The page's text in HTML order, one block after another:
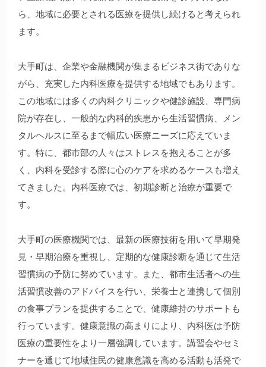
ら、地域に必要とされる医療を提供し続けると考えられ
ます。
大手町は、企業や金融機関が集まるビジネス街でありな
がら、充実した内科医療を提供する地域でもあります。
この地域には多くの内科クリニックや健診施設、専門病
院が存在し、一般的な内科的疾患から生活習慣病、メン
タルヘルスに至るまで幅広い医療ニーズに応えていま
す。特に、都市部の人々はストレスを抱えることが多
く、内科を受診する際に心のケアを求めるケースも増え
てきました。内科医療では、初期診断と治療が重要で
す。
大手町の医療機関では、最新の医療技術を用いて早期発
見・早期治療を重視し、定期的な健康診断を通じて生活
習慣病の予防に努めています。また、都市生活者への生
活習慣改善のアドバイスを行い、栄養士と連携して個別
の食事プランを提供することで、健康維持のサポートも
行っています。健康意識の高まりにより、内科医は予防
医療の重要性をより一層強調しています。講習会やセミ
ナーを通じて地域住民の健康意識を高める活動も活発で